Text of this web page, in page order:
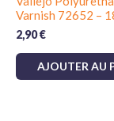
Varnish 72652 –
2,90€
AJOUTER AU